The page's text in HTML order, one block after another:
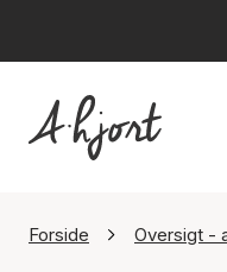
Forside Oversigt -